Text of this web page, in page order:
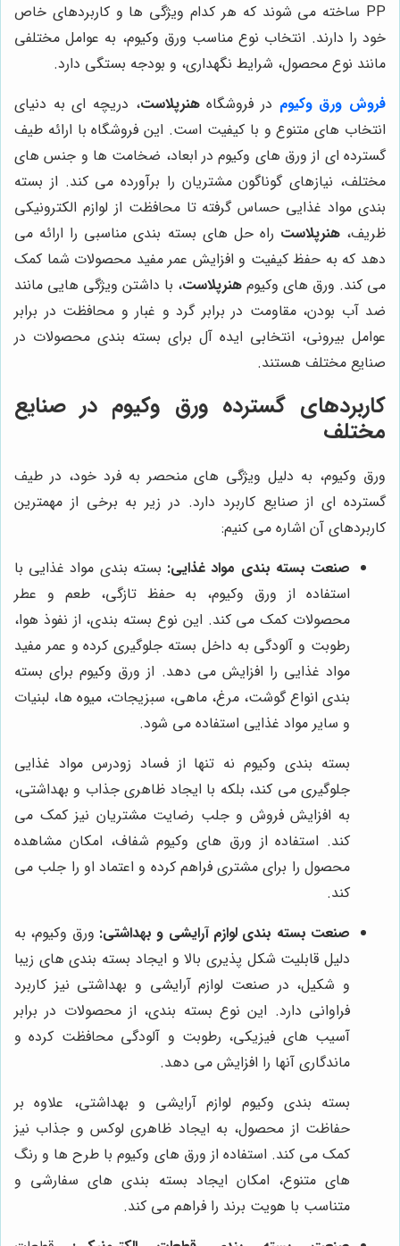
PP ساخته می شوند که هر کدام ویژگی ها و کاربردهای خاص
خود را دارند. انتخاب نوع مناسب ورق وکیوم، به عوامل مختلفی
مانند نوع محصول، شرایط نگهداری، و بودجه بستگی دارد.
فروش ورق وکیوم در فروشگاههنرپلاست، دریچه ای به دنیای
انتخاب های متنوع و با کیفیت است. این فروشگاه با ارائه طیف
گسترده ای از ورق های وکیوم در ابعاد، ضخامت ها و جنس های
مختلف، نیازهای گوناگون مشتریان را برآورده می کند. از بسته
بندی مواد غذایی حساس گرفته تا محافظت از لوازم الکترونیکی
ظریف،هنرپلاست راه حل های بسته بندی مناسبی را ارائه می
دهد که به حفظ کیفیت و افزایش عمر مفید محصولات شما کمک
می کند. ورق های وکیوم هنرپلاست، با داشتن ویژگی هایی مانند
ضد آب بودن، مقاومت در برابر گرد و غبار و محافظت در برابر
عوامل بیرونی، انتخابی ایده آل برای بسته بندی محصولات در
صنایع مختلف هستند.
کاربردهای گسترده ورق وکیوم در صنایع
مختلف
ورق وکیوم، به دلیل ویژگی های منحصر به فرد خود، در طیف
گسترده ای از صنایع کاربرد دارد. در زیر به برخی از مهمترین
کاربردهای آن اشاره می کنیم:
صنعت بسته بندی مواد غذایی: بسته بندی مواد غذایی با
استفاده از ورق وکیوم، به حفظ تازگی، طعم و عطر
محصولات کمک می کند. این نوع بسته بندی، از نفوذ هوا،
رطوبت و آلودگی به داخل بسته جلوگیری کرده و عمر مفید
مواد غذایی را افزایش می دهد. از ورق وکیوم برای بسته
بندی انواع گوشت، مرغ، ماهی، سبزیجات، میوه ها، لبنیات
و سایر مواد غذایی استفاده می شود.
بسته بندی وکیوم نه تنها از فساد زودرس مواد غذایی
جلوگیری می کند، بلکه با ایجاد ظاهری جذاب و بهداشتی،
به افزایش فروش و جلب رضایت مشتریان نیز کمک می
کند. استفاده از ورق های وکیوم شفاف، امکان مشاهده
محصول را برای مشتری فراهم کرده و اعتماد او را جلب می
کند.
صنعت بسته بندی لوازم آرایشی و بهداشتی: ورق وکیوم، به
دلیل قابلیت شکل پذیری بالا و ایجاد بسته بندی های زیبا
و شکیل، در صنعت لوازم آرایشی و بهداشتی نیز کاربرد
فراوانی دارد. این نوع بسته بندی، از محصولات در برابر
آسیب های فیزیکی، رطوبت و آلودگی محافظت کرده و
ماندگاری آنها را افزایش می دهد.
بسته بندی وکیوم لوازم آرایشی و بهداشتی، علاوه بر
حفاظت از محصول، به ایجاد ظاهری لوکس و جذاب نیز
کمک می کند. استفاده از ورق های وکیوم با طرح ها و رنگ
های متنوع، امکان ایجاد بسته بندی های سفارشی و
متناسب با هویت برند را فراهم می کند.